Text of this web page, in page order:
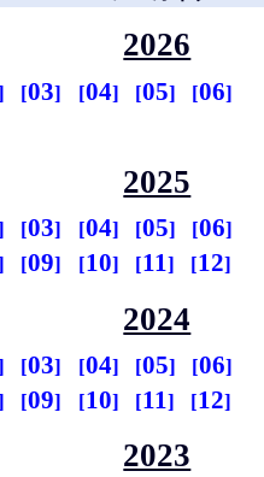
2026
03 04 05
06
2025
03 04 05
06
09 10 11 12
2024
03 04 05
06
09 10 11 12
2023